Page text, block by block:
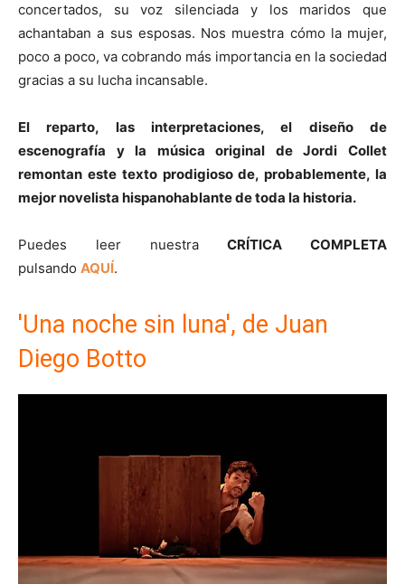
concertados, su voz silenciada y los maridos que
achantaban a sus esposas. Nos muestra cómo la mujer,
poco a poco, va cobrando más importancia en la sociedad
gracias a su lucha incansable.
El reparto, las interpretaciones, el diseño de
escenografía y la música original de Jordi Collet
remontan este texto prodigioso de, probablemente, la
mejor novelista hispanohablante de toda la historia.
Puedes leer nuestraCRÍTICA COMPLETA
pulsando AQUÍ.
'Una noche sin luna', de Juan
Diego Botto